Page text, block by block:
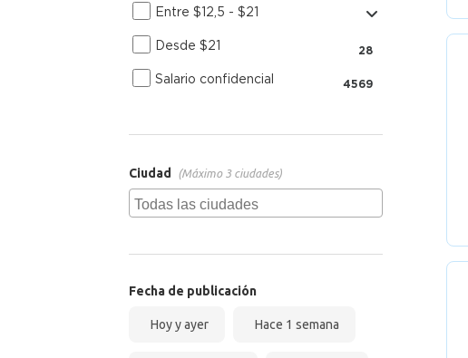
Entre $12,5 - $21
Desde $21 28
Salario confidencial 4569
Ciudad (Máximo 3 ciudades)
Fecha de publicación
Hoy y ayer Hace 1 semana